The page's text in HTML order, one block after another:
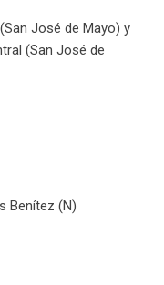
José de Mayo) y
(San José de
Benítez (N)